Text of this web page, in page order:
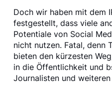
Doch wir haben mit dem
festgestellt, dass viele
Potentiale von Social
nicht nutzen. Fatal, denn
bieten den kürzesten
in die Öffentlichkeit und
Journalisten und